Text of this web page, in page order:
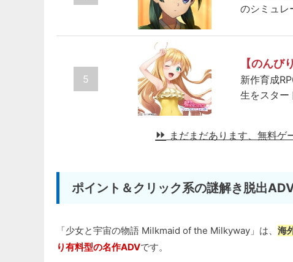
のシミュレ
5
【のんび
新作育成
生をスター
まだまだあります、無料ゲ
ポイント＆クリック系の謎解き脱出
「少女と宇宙の物語 Milkmaid of the Milkyway」は、 海
り有料型の名作ADVです。